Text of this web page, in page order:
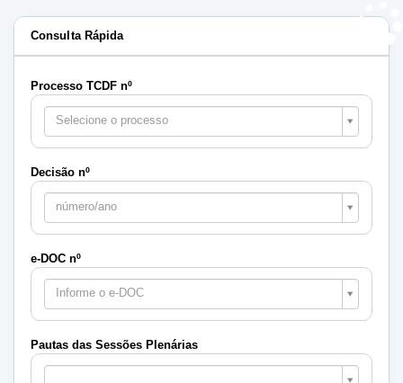
Consulta Rápida
Processo TCDF nº
Selecione o processo
Decisão nº
número/ano
e-DOC nº
Informe o e-DOC
Pautas das Sessões Plenárias
Pautas